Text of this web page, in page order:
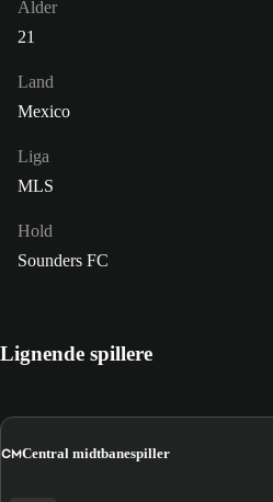
Alder
21
Land
Mexico
Liga
MLS
Hold
Sounders FC
Lignende spillere
CMCentral midtbanespiller